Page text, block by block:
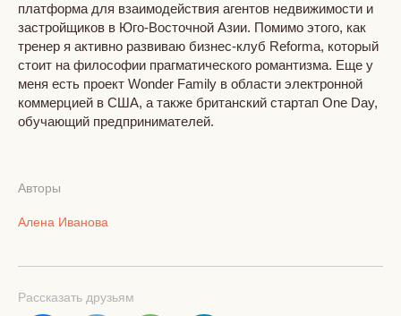
платформа для взаимодействия агентов недвижимости и
застройщиков в Юго-Восточной Азии. Помимо этого, как
тренер я активно развиваю бизнес-клуб Reforma, который
стоит на философии прагматического романтизма. Еще у
меня есть проект Wonder Family в области электронной
коммерцией в США, а также британский стартап One Day,
обучающий предпринимателей.
Авторы
Алена Иванова
Рассказать друзьям